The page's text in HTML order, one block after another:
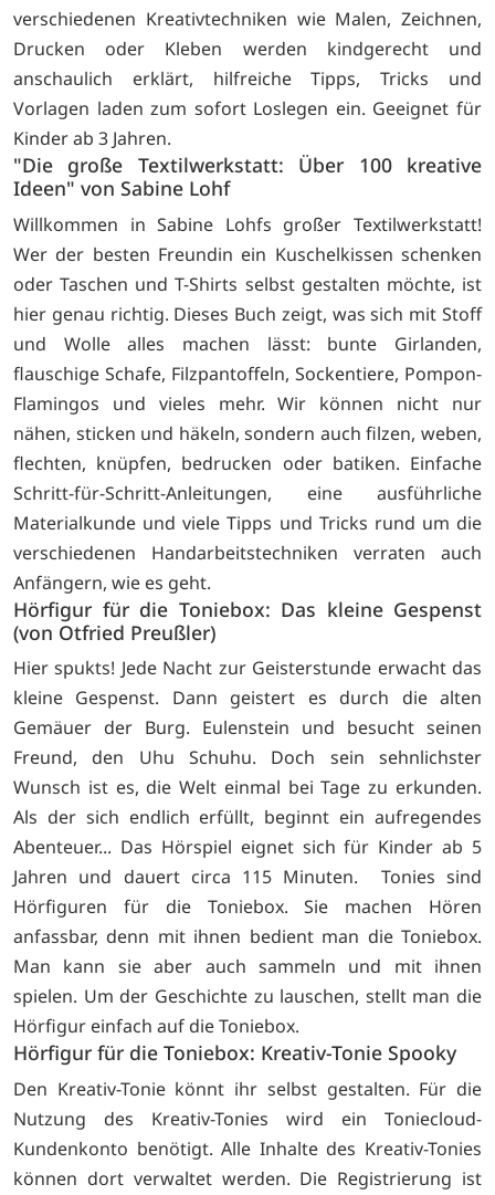
verschiedenen Kreativtechniken wie Malen, Zeichnen,
Drucken oder Kleben werden kindgerecht und
anschaulich erklärt, hilfreiche Tipps, Tricks und
Vorlagen laden zum sofort Loslegen ein. Geeignet für
Kinder ab 3 Jahren.
"Die große Textilwerkstatt: Über 100 kreative
Ideen" von Sabine Lohf
Willkommen in Sabine Lohfs großer Textilwerkstatt!
Wer der besten Freundin ein Kuschelkissen schenken
oder Taschen und T-Shirts selbst gestalten möchte, ist
hier genau richtig. Dieses Buch zeigt, was sich mit Stoff
und Wolle alles machen lässt: bunte Girlanden,
flauschige Schafe, Filzpantoffeln, Sockentiere, Pompon-
Flamingos und vieles mehr. Wir können nicht nur
nähen, sticken und häkeln, sondern auch filzen, weben,
flechten, knüpfen, bedrucken oder batiken. Einfache
Schritt-für-Schritt-Anleitungen, eine ausführliche
Materialkunde und viele Tipps und Tricks rund um die
verschiedenen Handarbeitstechniken verraten auch
Anfängern, wie es geht.
Hörfigur für die Toniebox: Das kleine Gespenst
(von Otfried Preußler)
Hier spukts! Jede Nacht zur Geisterstunde erwacht das
kleine Gespenst. Dann geistert es durch die alten
Gemäuer der Burg. Eulenstein und besucht seinen
Freund, den Uhu Schuhu. Doch sein sehnlichster
Wunsch ist es, die Welt einmal bei Tage zu erkunden.
Als der sich endlich erfüllt, beginnt ein aufregendes
Abenteuer... Das Hörspiel eignet sich für Kinder ab 5
Jahren und dauert circa 115 Minuten. Tonies sind
Hörfiguren für die Toniebox. Sie machen Hören
anfassbar, denn mit ihnen bedient man die Toniebox.
Man kann sie aber auch sammeln und mit ihnen
spielen. Um der Geschichte zu lauschen, stellt man die
Hörfigur einfach auf die Toniebox.
Hörfigur für die Toniebox: Kreativ-Tonie Spooky
Den Kreativ-Tonie könnt ihr selbst gestalten. Für die
Nutzung des Kreativ-Tonies wird ein Toniecloud-
Kundenkonto benötigt. Alle Inhalte des Kreativ-Tonies
können dort verwaltet werden. Die Registrierung ist